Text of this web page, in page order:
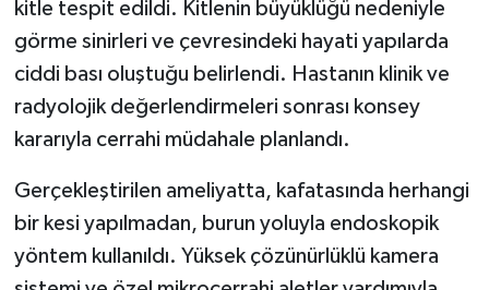
kitle tespit edildi. Kitlenin büyüklüğü nedeniyle
görme sinirleri ve çevresindeki hayati yapılarda
ciddi bası oluştuğu belirlendi. Hastanın klinik ve
radyolojik değerlendirmeleri sonrası konsey
kararıyla cerrahi müdahale planlandı.
Gerçekleştirilen ameliyatta, kafatasında herhangi
bir kesi yapılmadan, burun yoluyla endoskopik
yöntem kullanıldı. Yüksek çözünürlüklü kamera